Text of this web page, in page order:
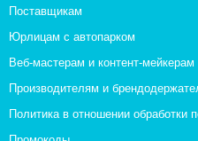
Поставщикам
Юрлицам с автопарком
Веб-мастерам и контент-мейкерам
Производителям и
Политика в отношении обработки